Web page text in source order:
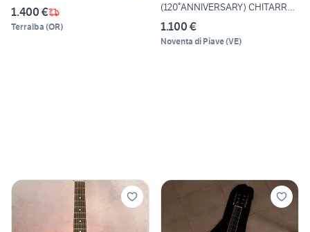
1.400 €
Terralba (OR)
(120°ANNIVERSARY) CHITARRA
GIBSON SG
1.100 €
Noventa di Piave(VE)